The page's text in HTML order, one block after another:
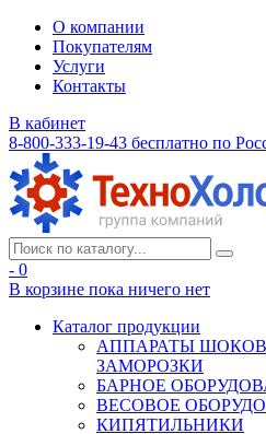
О компании
Покупателям
Услуги
Контакты
В кабинет
8-800-333-19-43 бесплатно по
- 0
В корзине пока ничего нет
Каталог продукции
АППАРАТЫ
ЗАМОРОЗКИ
БАРНОЕ
ВЕСОВОЕ
КИПЯТИЛЬНИКИ